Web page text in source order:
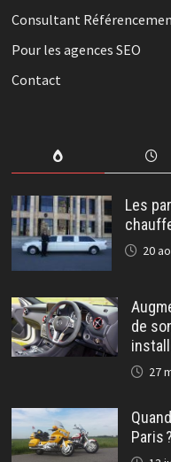
Consultant
Pour les agences SEO
Contact
Les
20
de
27
Paris ?